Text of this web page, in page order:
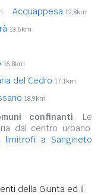
Acquappesa 12,8km
13,6km
16,8km
del Cedro 17,1km
18,9km
confinanti. Le
dal centro urbano.
limitrofi a Sangineto
della Giunta ed il